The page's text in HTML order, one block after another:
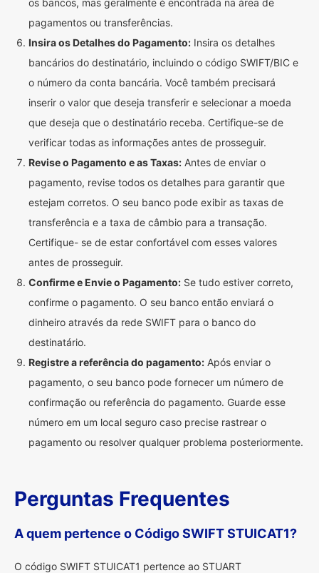
os bancos, mas geralmente é encontrada na área de
pagamentos ou transferências.
Insira os Detalhes do Pagamento: Insira os detalhes
bancários do destinatário, incluindo o código SWIFT/BIC e
o número da conta bancária. Você também precisará
inserir o valor que deseja transferir e selecionar a moeda
que deseja que o destinatário receba. Certifique-se de
verificar todas as informações antes de prosseguir.
Revise o Pagamento e as Taxas: Antes de enviar o
pagamento, revise todos os detalhes para garantir que
estejam corretos. O seu banco pode exibir as taxas de
transferência e a taxa de câmbio para a transação.
Certifique- se de estar confortável com esses valores
antes de prosseguir.
Confirme e Envie o Pagamento: Se tudo estiver correto,
confirme o pagamento. O seu banco então enviará o
dinheiro através da rede SWIFT para o banco do
destinatário.
Registre a referência do pagamento: Após enviar o
pagamento, o seu banco pode fornecer um número de
confirmação ou referência do pagamento. Guarde esse
número em um local seguro caso precise rastrear o
pagamento ou resolver qualquer problema posteriormente.
Perguntas Frequentes
A quem pertence o Código SWIFT STUICAT1?
O código SWIFT STUICAT1 pertence ao STUART